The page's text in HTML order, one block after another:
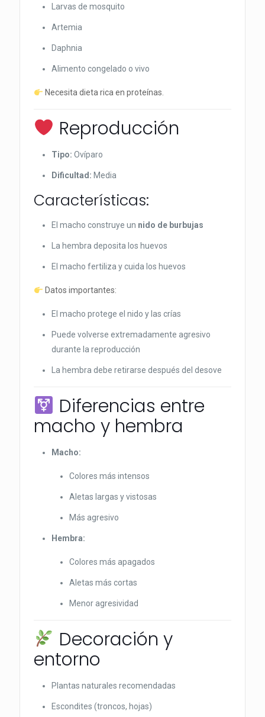
Larvas de mosquito
Artemia
Daphnia
Alimento congelado o vivo
Necesita dieta rica en proteínas.
Reproducción
Tipo: Ovíparo
Dificultad: Media
Características:
El macho construye un nido de burbujas
La hembra deposita los huevos
El macho fertiliza y cuida los huevos
Datos importantes:
El macho protege el nido y las crías
Puede volverse extremadamente agresivo
durante la reproducción
La hembra debe retirarse después del desove
Diferencias entre
macho y hembra
Macho:
Colores más intensos
Aletas largas y vistosas
Más agresivo
Hembra:
Colores más apagados
Aletas más cortas
Menor agresividad
Decoración y
entorno
Plantas naturales recomendadas
Escondites (troncos, hojas)